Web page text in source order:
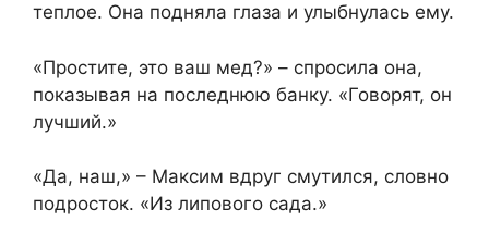
теплое. Она подняла глаза и улыбнулась ему.
«Простите, это ваш мед?» – спросила она,
показывая на последнюю банку. «Говорят, он
лучший.»
«Да, наш,» – Максим вдруг смутился, словно
подросток. «Из липового сада.»